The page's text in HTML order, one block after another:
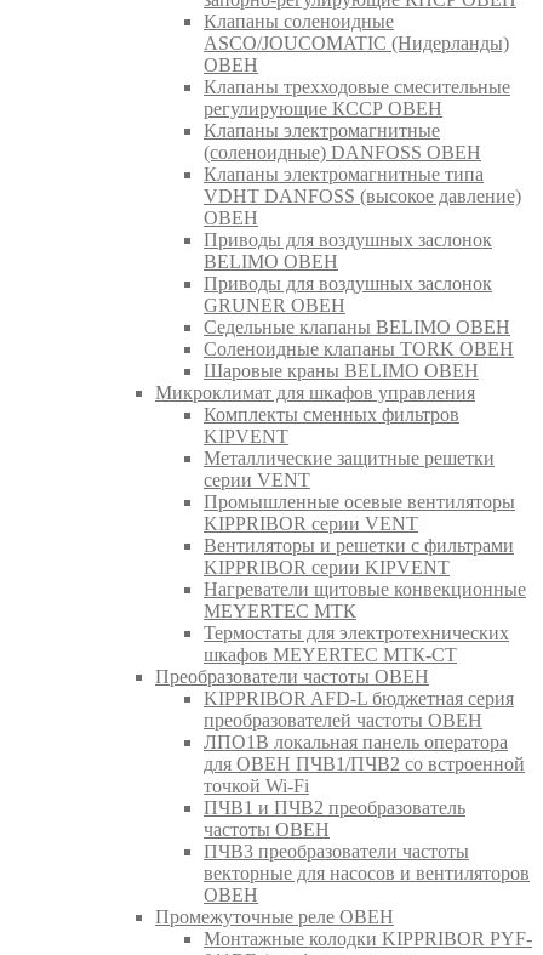
Клапаны соленоидные
ASCO/JOUCOMATIC (Нидерланды)
ОВЕН
Клапаны трехходовые смесительные
регулирующие КССР ОВЕН
Клапаны электромагнитные
(соленоидные) DANFOSS ОВЕН
Клапаны электромагнитные типа
VDHT DANFOSS (высокое давление)
ОВЕН
Приводы для воздушных заслонок
BELIMO ОВЕН
Приводы для воздушных заслонок
GRUNER ОВЕН
Седельные клапаны BELIMO ОВЕН
Соленоидные клапаны TORK ОВЕН
Шаровые краны BELIMO ОВЕН
Микроклимат для шкафов управления
Комплекты сменных фильтров
KIPVENT
Металлические защитные решетки
серии VENT
Промышленные осевые вентиляторы
KIPPRIBOR серии VENT
Вентиляторы и решетки с фильтрами
KIPPRIBOR серии KIPVENT
Нагреватели щитовые конвекционные
MEYERTEC МТК
Термостаты для электротехнических
шкафов MEYERTEC МТК-СТ
Преобразователи частоты ОВЕН
KIPPRIBOR AFD-L бюджетная серия
преобразователей частоты ОВЕН
ЛПО1В локальная панель оператора
для ОВЕН ПЧВ1/ПЧВ2 со встроенной
точкой Wi-Fi
ПЧВ1 и ПЧВ2 преобразователь
частоты ОВЕН
ПЧВ3 преобразователи частоты
векторные для насосов и вентиляторов
ОВЕН
Промежуточные реле ОВЕН
Монтажные колодки KIPPRIBOR PYF-